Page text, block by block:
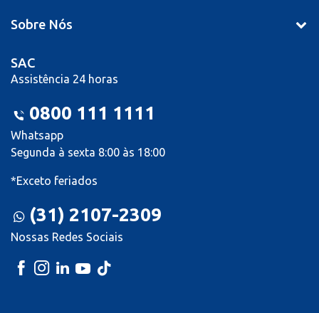
Sobre Nós
SAC
Assistência 24 horas
0800 111 1111
Whatsapp
Segunda à sexta 8:00 às 18:00
*Exceto feriados
(31) 2107-2309
Nossas Redes Sociais